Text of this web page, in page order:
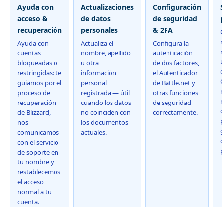
Ayuda con
acceso &
recuperación
Ayuda con
cuentas
bloqueadas o
restringidas: te
guiamos por el
proceso de
recuperación
de Blizzard,
nos
comunicamos
con el servicio
de soporte en
tu nombre y
restablecemos
el acceso
normal a tu
cuenta.
Actualizaciones
de datos
personales
Actualiza el
nombre, apellido
u otra
información
personal
registrada — útil
cuando los datos
no coinciden con
los documentos
actuales.
Configuración
de seguridad
& 2FA
Configura la
autenticación
de dos factores,
el Autenticador
de Battle.net y
otras funciones
de seguridad
correctamente.